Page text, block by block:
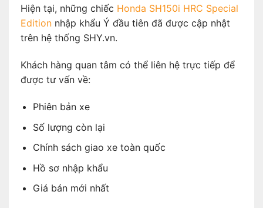
Hiện tại, những chiếc Honda SH150i HRC Special
Edition nhập khẩu Ý đầu tiên đã được cập nhật
trên hệ thống SHY.vn.
Khách hàng quan tâm có thể liên hệ trực tiếp để
được tư vấn về:
Phiên bản xe
Số lượng còn lại
Chính sách giao xe toàn quốc
Hồ sơ nhập khẩu
Giá bán mới nhất